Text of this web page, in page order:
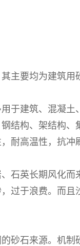
主要均为建筑用
于建筑、混凝
结构、架结构
耐高温性，抗冲
石英长期风化
过于浪费。而
砂石来源。机